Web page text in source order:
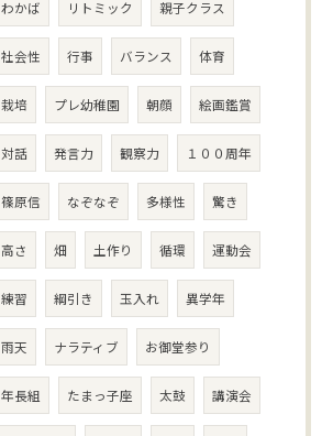
わかば リトミック 親子クラス
社会性 行事 バランス 体育
栽培 プレ幼稚園 朝顔 絵画鑑賞
対話 発言力 観察力 １００周年
篠原信 なぞなぞ 多様性 驚き
高さ 畑 土作り 循環 運動会
練習 綱引き 玉入れ 異学年
雨天 ナラティブ お御堂参り
年長組 たまっ子座 太鼓 講演会